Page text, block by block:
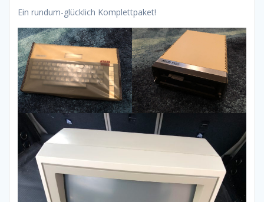
Ein rundum-glücklich Komplettpaket!